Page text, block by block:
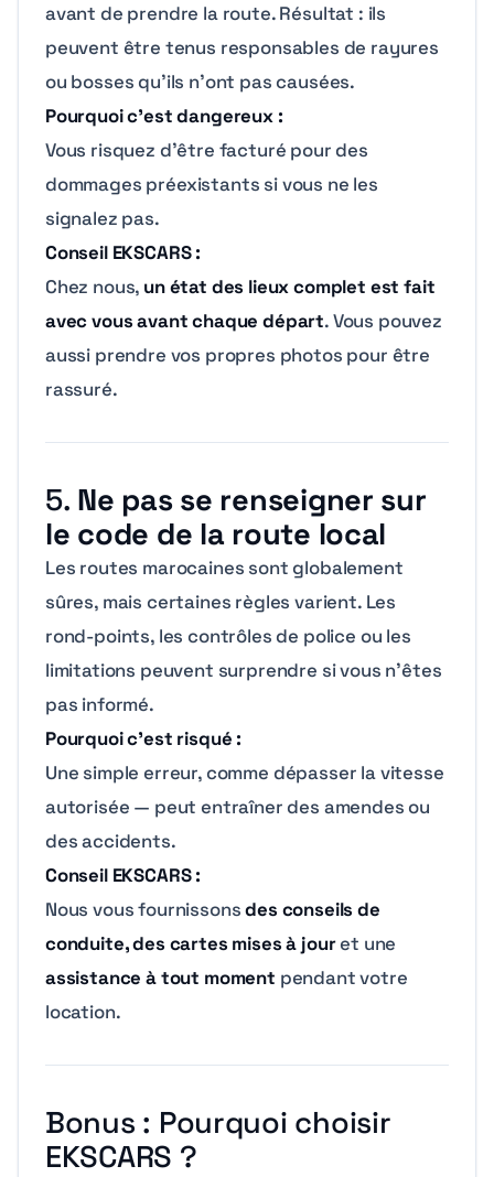
avant de prendre la route. Résultat : ils
peuvent être tenus responsables de rayures
ou bosses qu’ils n’ont pas causées.
Pourquoi c’est dangereux :
Vous risquez d’être facturé pour des
dommages préexistants si vous ne les
signalez pas.
Conseil EKSCARS :
Chez nous, un état des lieux complet est fait
avec vous avant chaque départ. Vous pouvez
aussi prendre vos propres photos pour être
rassuré.
5. Ne pas se renseigner sur
le code de la route local
Les routes marocaines sont globalement
sûres, mais certaines règles varient. Les
rond-points, les contrôles de police ou les
limitations peuvent surprendre si vous n’êtes
pas informé.
Pourquoi c’est risqué :
Une simple erreur, comme dépasser la vitesse
autorisée — peut entraîner des amendes ou
des accidents.
Conseil EKSCARS :
Nous vous fournissonsdes conseils de
conduite, des cartes mises à jouret une
assistance à tout moment pendant votre
location.
Bonus : Pourquoi choisir
EKSCARS ?